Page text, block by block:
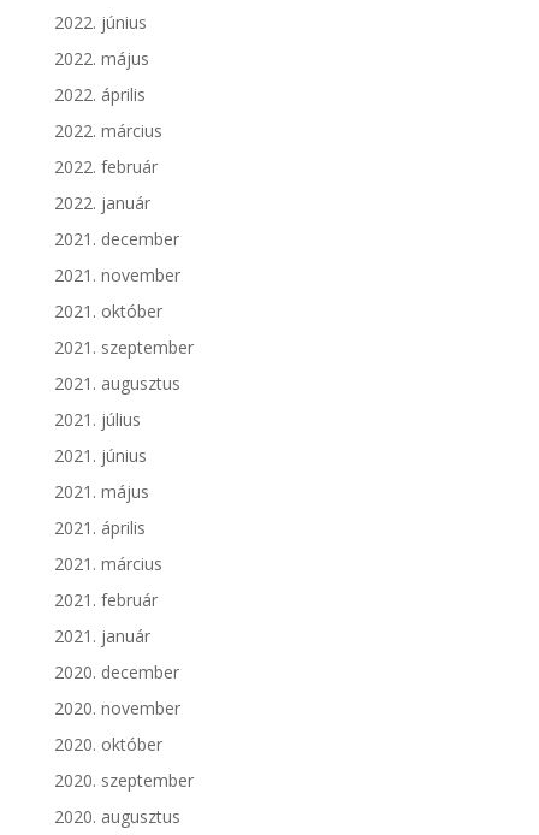
2022. június
2022. május
2022. április
2022. március
2022. február
2022. január
2021. december
2021. november
2021. október
2021. szeptember
2021. augusztus
2021. július
2021. június
2021. május
2021. április
2021. március
2021. február
2021. január
2020. december
2020. november
2020. október
2020. szeptember
2020. augusztus